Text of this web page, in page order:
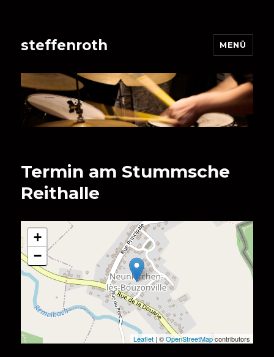
steffenroth MENÜ
Termin amStummsche
Reithalle
+
−
Leaflet| ©OpenStreetMapcontributors